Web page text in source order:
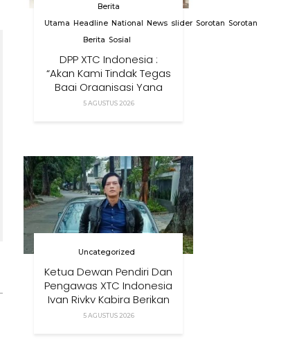
Berita
Utama
Headline National News slider Sorotan Sorotan
Berita Sosial
DPP XTC Indonesia :
“Akan Kami Tindak Tegas
Bagi Organisasi Yang
Menggunakan Nama,
5 AGUSTUS 2026
Uncategorized
Ketua Dewan Pendiri Dan
Pengawas XTC Indonesia
Ivan Rivky Kabira Berikan
Peryataan Sikap Terkait
5 AGUSTUS 2026